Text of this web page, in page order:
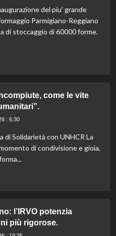
del piu' grande
Parmigiano-Reggiano
di stoccaggio di 60000 forme.
come le vite
: 6:30
Solidarietà con UNHCR La
di condivisione e gioia,
l’IRVO potenzia
più rigorose.